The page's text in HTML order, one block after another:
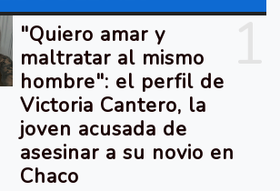
"Quiero amar y
maltratar al mismo
hombre": el perfil de
Victoria Cantero, la
joven acusada de
asesinar a su novio en
Chaco